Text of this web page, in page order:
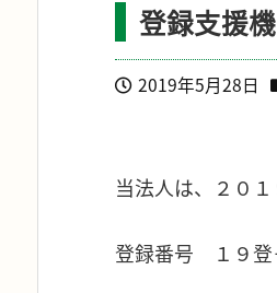
登録支援
2019年5月28日
当法人は、２０
登録番号 １９登